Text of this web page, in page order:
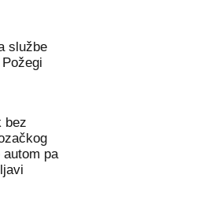
službe
bez
pa